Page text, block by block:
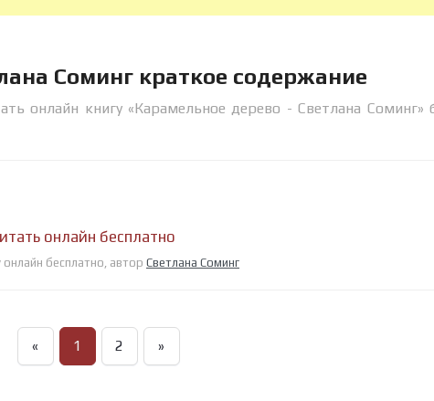
Соминг краткое содержание
онлайн книгу «Карамельное дерево - Светлана Соминг»
онлайн бесплатно
бесплатно, автор Светлана Соминг
« 1 2 »